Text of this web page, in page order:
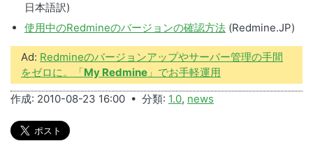
日本語訳)
使用中のRedmineのバージョンの確認方法 (Redmine.JP)
Ad: Redmineのバージョンアップやサーバー管理の手間
をゼロに。「My Redmine 」でお手軽運用
作成: 2010-08-23 16:00 • 分類: 1.0, news